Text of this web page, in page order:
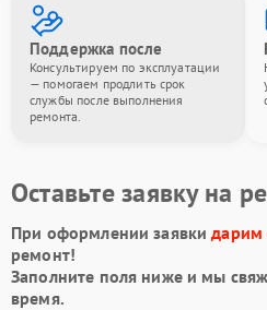
Поддержка после
Консультируем по эксплуатации
— помогаем продлить срок
службы после выполнения
ремонта.
Оставьте заявку на
При оформлении заявкидарим
ремонт!
Заполните поля ниже и мы
время.